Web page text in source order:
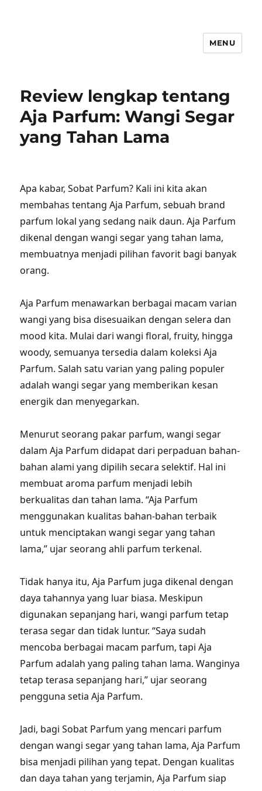
MENU
Review lengkap tentang
Aja Parfum: Wangi Segar
yang Tahan Lama
Apa kabar, Sobat Parfum? Kali ini kita akan
membahas tentang Aja Parfum, sebuah brand
parfum lokal yang sedang naik daun. Aja Parfum
dikenal dengan wangi segar yang tahan lama,
membuatnya menjadi pilihan favorit bagi banyak
orang.
Aja Parfum menawarkan berbagai macam varian
wangi yang bisa disesuaikan dengan selera dan
mood kita. Mulai dari wangi floral, fruity, hingga
woody, semuanya tersedia dalam koleksi Aja
Parfum. Salah satu varian yang paling populer
adalah wangi segar yang memberikan kesan
energik dan menyegarkan.
Menurut seorang pakar parfum, wangi segar
dalam Aja Parfum didapat dari perpaduan bahan-
bahan alami yang dipilih secara selektif. Hal ini
membuat aroma parfum menjadi lebih
berkualitas dan tahan lama. “Aja Parfum
menggunakan kualitas bahan-bahan terbaik
untuk menciptakan wangi segar yang tahan
lama,” ujar seorang ahli parfum terkenal.
Tidak hanya itu, Aja Parfum juga dikenal dengan
daya tahannya yang luar biasa. Meskipun
digunakan sepanjang hari, wangi parfum tetap
terasa segar dan tidak luntur. “Saya sudah
mencoba berbagai macam parfum, tapi Aja
Parfum adalah yang paling tahan lama. Wanginya
tetap terasa sepanjang hari,” ujar seorang
pengguna setia Aja Parfum.
Jadi, bagi Sobat Parfum yang mencari parfum
dengan wangi segar yang tahan lama, Aja Parfum
bisa menjadi pilihan yang tepat. Dengan kualitas
dan daya tahan yang terjamin, Aja Parfum siap